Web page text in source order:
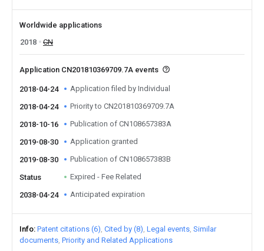
Worldwide applications
2018
CN
Application CN201810369709.7A events
2018-04-24 Application filed by Individual
2018-04-24 Priority to CN201810369709.7A
2018-10-16 Publication of CN108657383A
2019-08-30 Application granted
2019-08-30 Publication of CN108657383B
Status Expired - Fee Related
2038-04-24 Anticipated expiration
Info Patent citations (6) Cited by (8) Legal events Similar
documents Priority and Related Applications